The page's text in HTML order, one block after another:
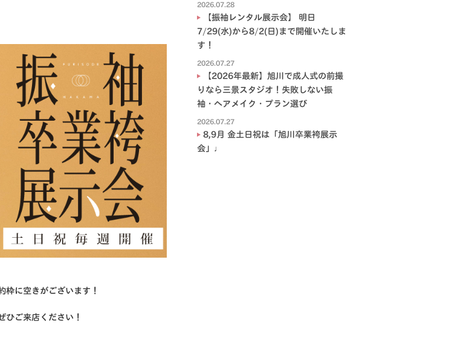
枠に空きがございます！
ひご来店ください！
2026.07.28
【振袖レンタル展示会】 明日
7/29(水)から8/2(日)まで開催いたしま
す！
2026.07.27
【2026年最新】旭川で成人式の前撮
りなら三景スタジオ！失敗しない振
袖・ヘアメイク・プラン選び
2026.07.27
8,9月 金土日祝は「旭川卒業袴展示
会」♩